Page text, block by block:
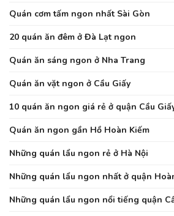
Quán cơm tấm ngon nhất Sài Gòn
20 quán ăn đêm ở Đà Lạt ngon
Quán ăn sáng ngon ở Nha Trang
Quán ăn vặt ngon ở Cầu Giấy
10 quán ăn ngon giá rẻ ở quận Cầu
Quán ăn ngon gần Hồ Hoàn Kiếm
Những quán lẩu ngon rẻ ở Hà Nội
Những quán lẩu ngon nhất ở quận
Những quán lẩu ngon nổi tiếng quận